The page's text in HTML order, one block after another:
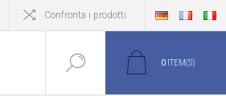
Confronta i prodotti
0 ITEM(S)